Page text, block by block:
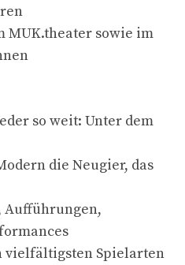
MUK.theater sowie im
so weit: Unter dem
die Neugier, das
vielfältigsten Spielarten